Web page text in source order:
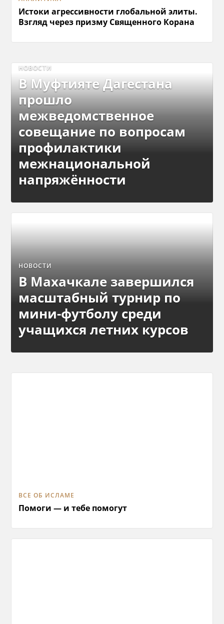
Истоки агрессивности глобальной элиты.
Взгляд через призму Священного Корана
НОВОСТИ
В Муфтияте Дагестана
прошло
межведомственное
совещание по вопросам
профилактики
межнациональной
напряжённости
НОВОСТИ
В Махачкале завершился
масштабный турнир по
мини-футболу среди
учащихся летних курсов
ВСЕ ОБ ИСЛАМЕ
Помоги — и тебе помогут